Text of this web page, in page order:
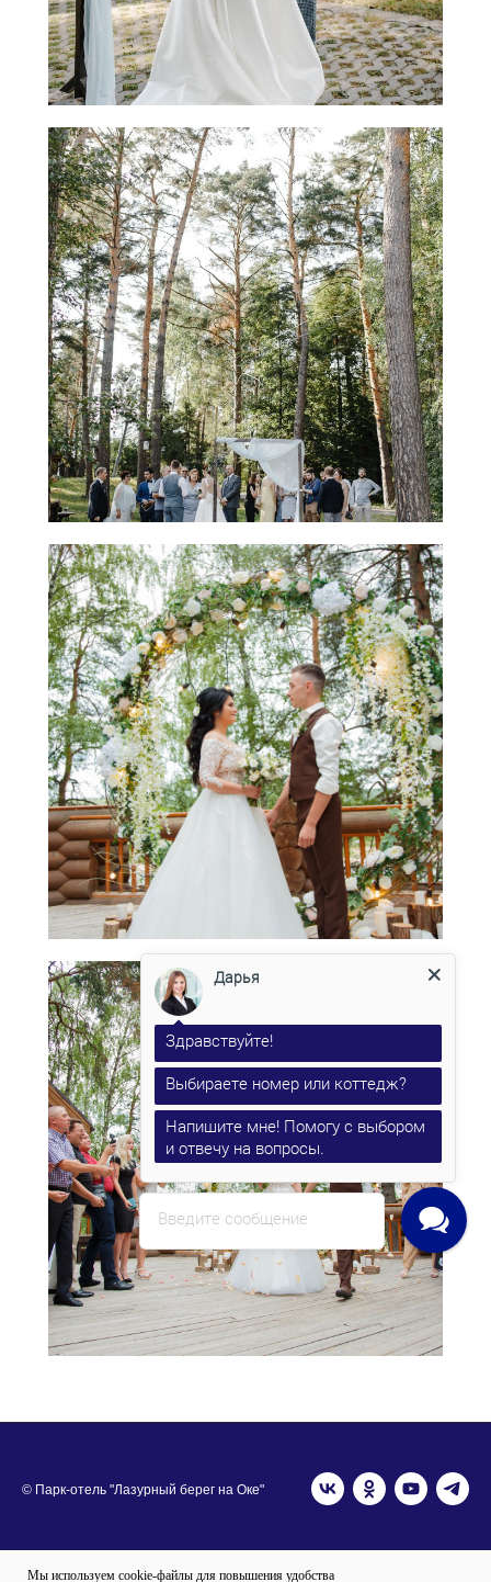
© Парк-отель "Лазурный берег на Оке"
Мы используем cookie-файлы для повышения удобства
Введите сообщение
Дарья
Здравствуйте!
Выбираете номер или коттедж?
Напишите мне! Помогу с выбором
и отвечу на вопросы.